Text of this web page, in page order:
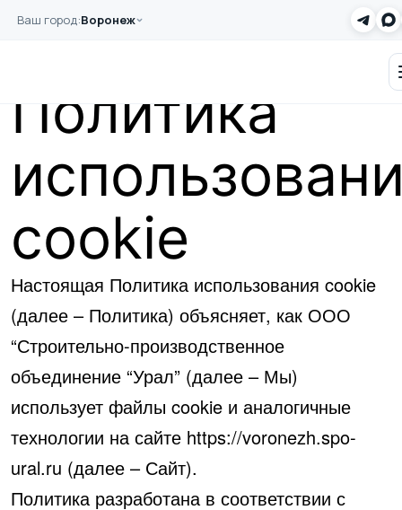
Перейти к основному содержанию
Ваш город:Воронеж
Политика
cookie
Настоящая Политика использования cookie
(далее – Политика) объясняет, как ООО
“Строительно-производственное
объединение “Урал” (далее – Мы)
использует файлы cookie и аналогичные
технологии на сайте https://voronezh.spo-
ural.ru (далее – Сайт).
Политика разработана в соответствии с